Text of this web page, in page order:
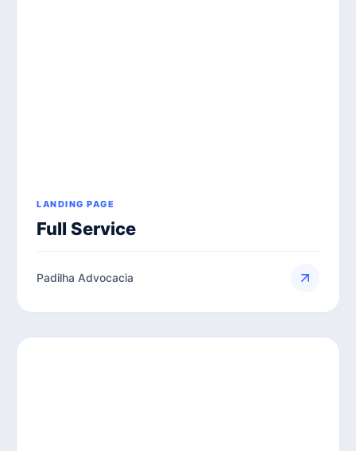
LANDING PAGE
Full Service
Padilha Advocacia